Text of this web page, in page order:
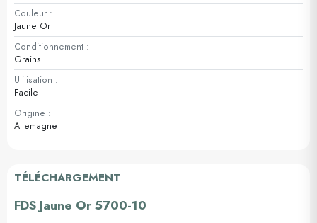
Couleur :
Jaune Or
Conditionnement :
Grains
Utilisation :
Facile
Origine :
Allemagne
TÉLÉCHARGEMENT
FDS Jaune Or 5700-10